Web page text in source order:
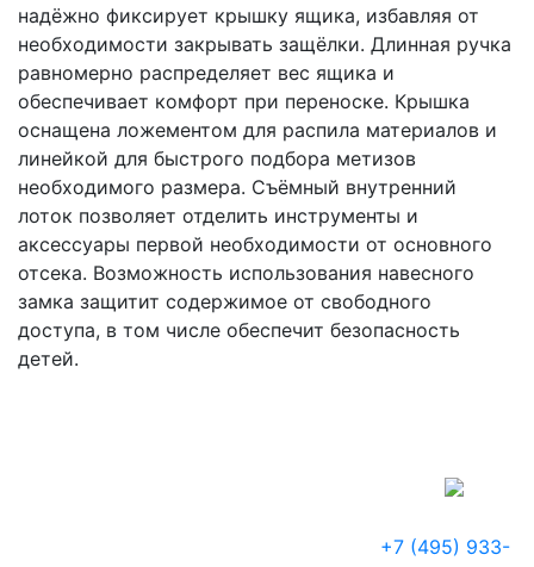
надёжно фиксирует крышку ящика, избавляя от
необходимости закрывать защёлки. Длинная ручка
равномерно распределяет вес ящика и
обеспечивает комфорт при переноске. Крышка
оснащена ложементом для распила материалов и
линейкой для быстрого подбора метизов
необходимого размера. Съёмный внутренний
лоток позволяет отделить инструменты и
аксессуары первой необходимости от основного
отсека. Возможность использования навесного
замка защитит содержимое от свободного
доступа, в том числе обеспечит безопасность
детей.
+7 (495) 933-